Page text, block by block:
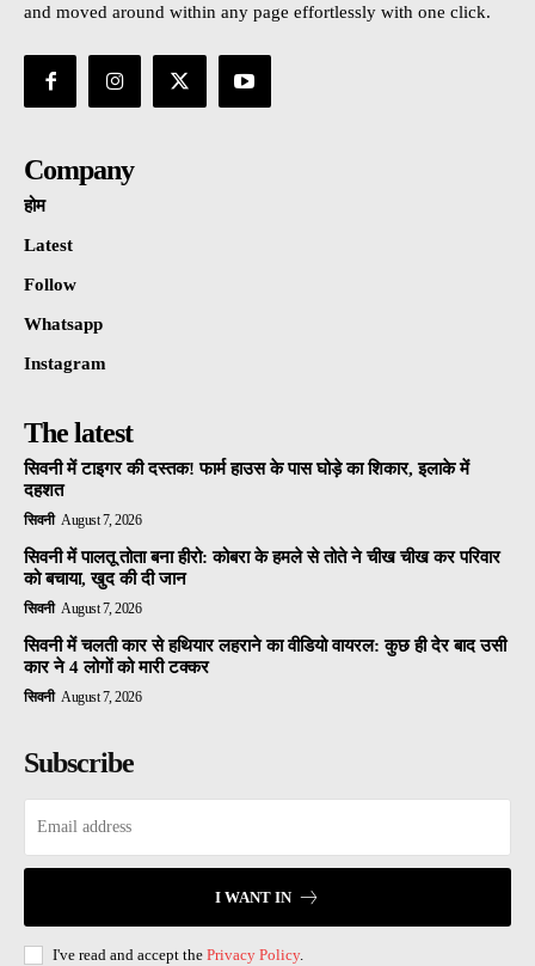
and moved around within any page effortlessly with one click.
Company
होम
Latest
Follow
Whatsapp
Instagram
The latest
सिवनी में टाइगर की दस्तक! फार्म हाउस के पास घोड़े का शिकार, इलाके में
दहशत
सिवनी August 7, 2026
सिवनी में पालतू तोता बना हीरो: कोबरा के हमले से तोते ने चीख चीख कर परिवार
को बचाया, खुद की दी जान
सिवनी August 7, 2026
सिवनी में चलती कार से हथियार लहराने का वीडियो वायरल: कुछ ही देर बाद उसी
कार ने 4 लोगों को मारी टक्कर
सिवनी August 7, 2026
Subscribe
I WANT IN
I've read and accept the Privacy Policy.